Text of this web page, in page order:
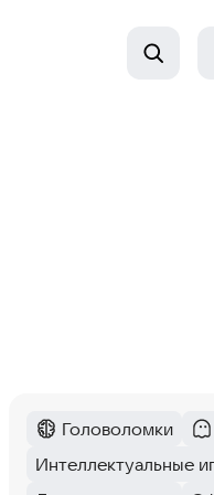
Last Day on
Категория:
Головоломки
Тег :
Интеллектуальные